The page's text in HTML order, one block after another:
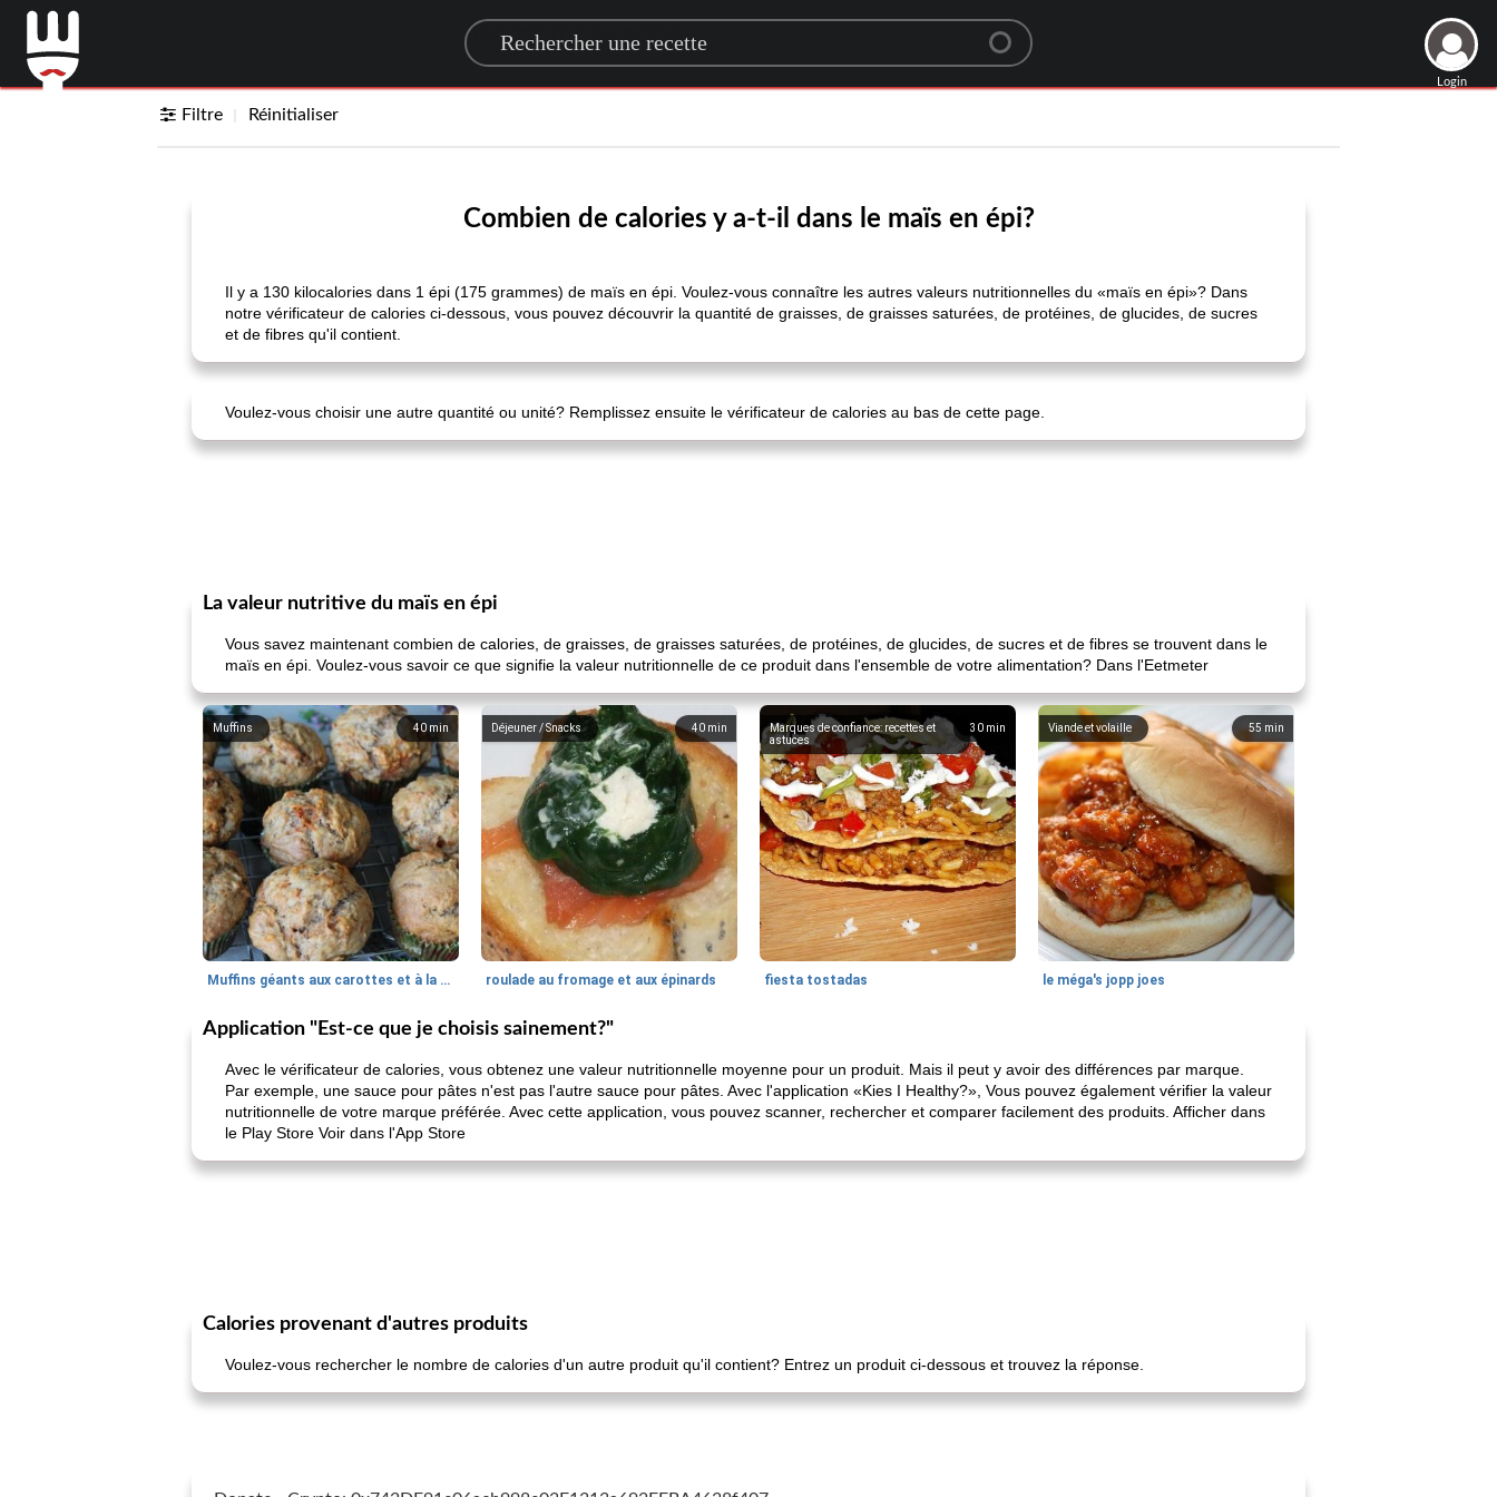
Search for a recipe
Login
Filtre Réinitialiser
Combien de calories y a-t-il dans le maïs en épi?
Il y a 130 kilocalories dans 1 épi (175 grammes) de maïs en épi. Voulez-vous connaître les autres valeurs nutritionnelles du «maïs en épi»? Dans
notre vérificateur de calories ci-dessous, vous pouvez découvrir la quantité de graisses, de graisses saturées, de protéines, de glucides, de sucres
et de fibres qu'il contient.
Voulez-vous choisir une autre quantité ou unité? Remplissez ensuite le vérificateur de calories au bas de cette page.
La valeur nutritive du maïs en épi
Vous savez maintenant combien de calories, de graisses, de graisses saturées, de protéines, de glucides, de sucres et de fibres se trouvent dans le
maïs en épi. Voulez-vous savoir ce que signifie la valeur nutritionnelle de ce produit dans l'ensemble de votre alimentation? Dans l'Eetmeter
40 min
Muffins
Muffins géants aux carottes et à la banane de Nif
40 min
Déjeuner / Snacks
roulade au fromage et aux épinards
30 min
Marques de confiance: recettes et
astuces
fiesta tostadas
55 min
Viande et volaille
le méga's jopp joes
Application "Est-ce que je choisis sainement?"
Avec le vérificateur de calories, vous obtenez une valeur nutritionnelle moyenne pour un produit. Mais il peut y avoir des différences par marque.
Par exemple, une sauce pour pâtes n'est pas l'autre sauce pour pâtes. Avec l'application «Kies I Healthy?», Vous pouvez également vérifier la valeur
nutritionnelle de votre marque préférée. Avec cette application, vous pouvez scanner, rechercher et comparer facilement des produits. Afficher dans
le Play Store Voir dans l'App Store
Calories provenant d'autres produits
Voulez-vous rechercher le nombre de calories d'un autre produit qu'il contient? Entrez un produit ci-dessous et trouvez la réponse.